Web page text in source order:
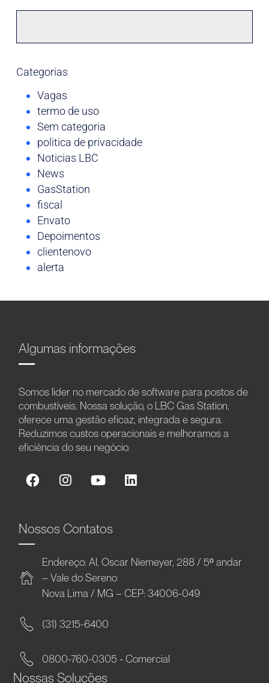
Categorias
Vagas
termo de uso
Sem categoria
politica de privacidade
Noticias LBC
News
GasStation
fiscal
Envato
Depoimentos
clientenovo
alerta
Algumas informações
Somos líder no mercado de software para postos de
combustíveis. Nossa solução, o LBC Gas Station,
oferece uma gestão eficaz, integrada e segura.
Reduzimos custos operacionais e melhoramos a
eficiência do seu negócio.
Nossos Contatos
Endereço: Al. Oscar Niemeyer, 288 / 5º andar
– Vale do Sereno
Nova Lima / MG – CEP: 34006-049
(31) 3215-6400
0800-760-0305 - Comercial
Nossas Soluções